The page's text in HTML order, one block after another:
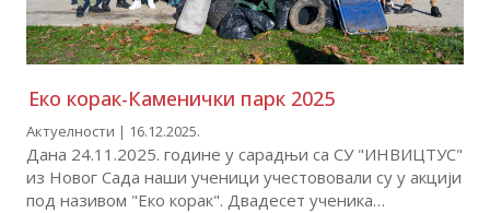
Еко корак-Каменички парк 2025
Актуелности | 16.12.2025.
Дана 24.11.2025. године у сарадњи са СУ "ИНВИЦТУС"
из Новог Сада наши ученици учестововали су у акцији
под називом "Еко корак". Двадесет ученика…